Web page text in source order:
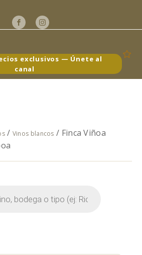
exclusivos — Únete al
canal
/ Vinos blancos / Finca Viñoa